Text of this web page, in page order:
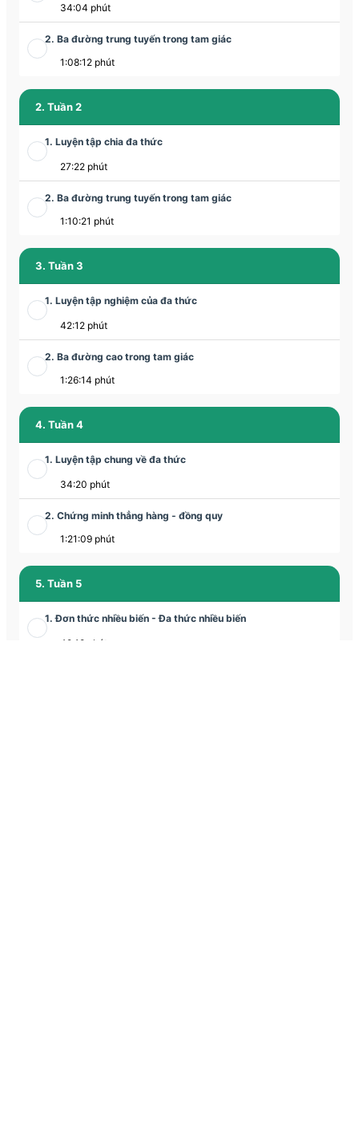
34:04 phút
2. Ba đường trung tuyến trong tam giác
1:08:12 phút
2. Tuần 2
1. Luyện tập chia đa thức
27:22 phút
2. Ba đường trung tuyến trong tam giác
1:10:21 phút
3. Tuần 3
1. Luyện tập nghiệm của đa thức
42:12 phút
2. Ba đường cao trong tam giác
1:26:14 phút
4. Tuần 4
1. Luyện tập chung về đa thức
34:20 phút
2. Chứng minh thẳng hàng - đồng quy
1:21:09 phút
5. Tuần 5
1. Đơn thức nhiều biến - Đa thức nhiều biến
49:18 phút